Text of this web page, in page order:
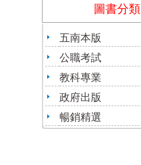
圖書分類
五南本版
公職考試
教科專業
政府出版
暢銷精選